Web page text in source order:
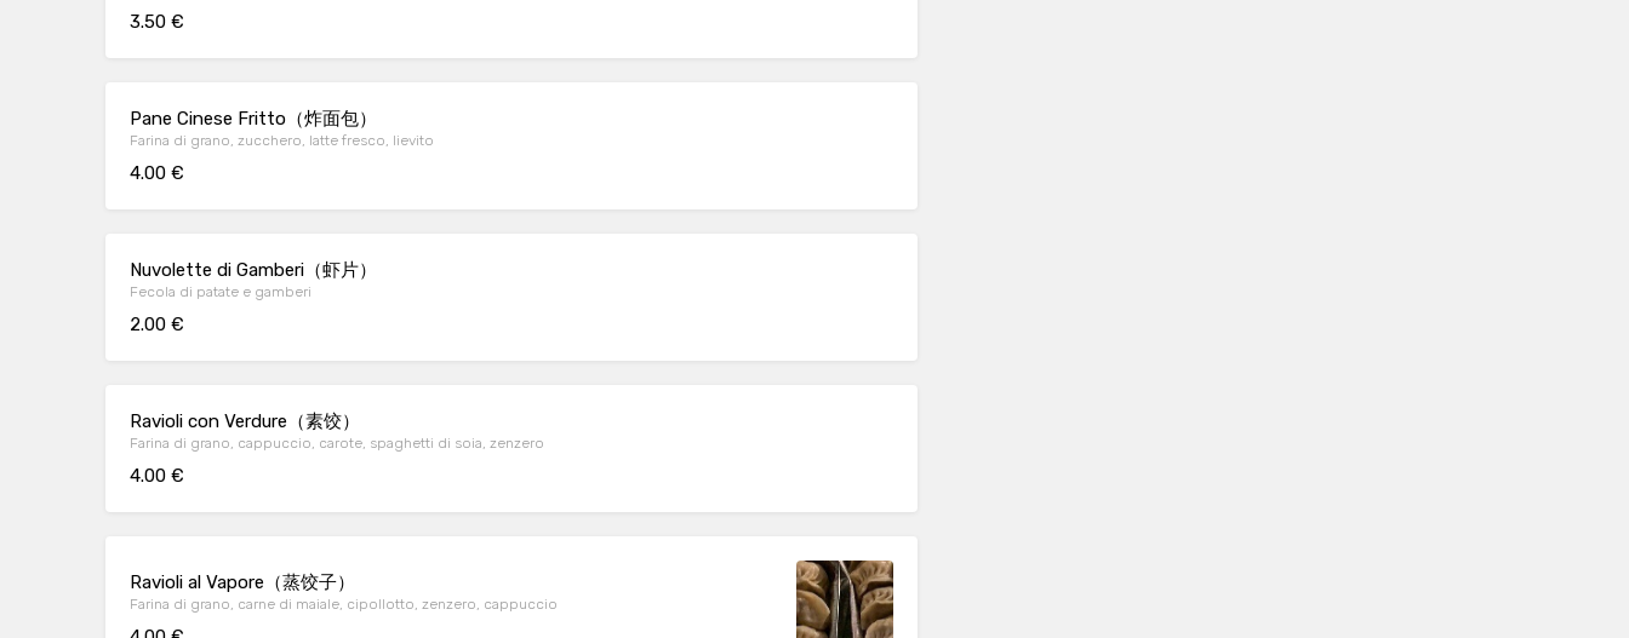
3.50 €
Pane Cinese Fritto（炸面包）
Farina di grano, zucchero, latte fresco, lievito
4.00 €
Nuvolette di Gamberi（虾片）
Fecola di patate e gamberi
2.00 €
Ravioli con Verdure（素饺）
Farina di grano, cappuccio, carote, spaghetti di soia, zenzero
4.00 €
Ravioli al Vapore（蒸饺子）
Farina di grano, carne di maiale, cipollotto, zenzero, cappuccio